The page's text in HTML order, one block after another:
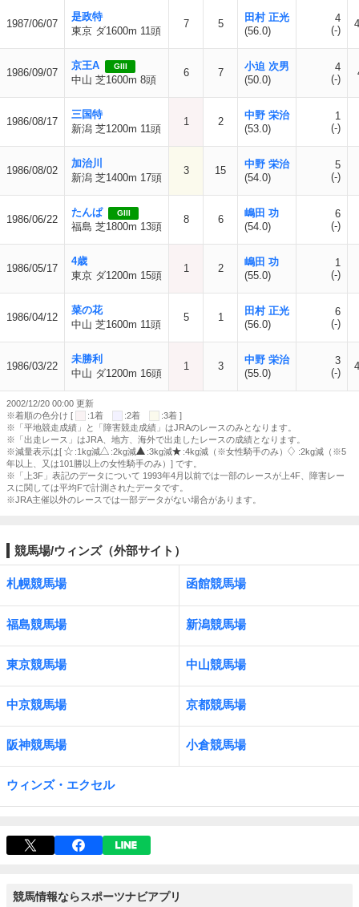
1987/06/07
是政特
東京 ダ1600m 11頭
7 5
田村 正光
(56.0)
4
(-)
1986/09/07
京王A GIII
中山 芝1600m 8頭
6 7
小迫 次男
(50.0)
4
(-)
1986/08/17
三国特
新潟 芝1200m 11頭
1 2
中野 栄治
(53.0)
1
(-)
1986/08/02
加治川
新潟 芝1400m 17頭
3 15
中野 栄治
(54.0)
5
(-)
1986/06/22
たんぱ GIII
福島 芝1800m 13頭
8 6
嶋田 功
(54.0)
6
(-)
1986/05/17
4歳
東京 ダ1200m 15頭
1 2
嶋田 功
(55.0)
1
(-)
1986/04/12
菜の花
中山 芝1600m 11頭
5 1
田村 正光
(56.0)
6
(-)
1986/03/22
未勝利
中山 ダ1200m 16頭
1 3
中野 栄治
(55.0)
3
(-)
2002/12/20 00:00 更新
※着順の色分け [
:1着 :2着
:3着 ]
※「平地競走成績」と「障害競走成績」はJRAのレースのみとなります。
※「出走レース」はJRA、地方、海外で出走したレースの成績となります。
※減量表示は[
:1kg減 :2kg減 :3kg減 :4kg減（※女性騎手のみ）
:2kg減（※5
年以上、又は101勝以上の女性騎手のみ）] です。
※「上3F」表記のデータについて 1993年4月以前では一部のレースが上4F、障害レー
スに関しては平均Fで計測されたデータです。
※JRA主催以外のレースでは一部データがない場合があります。
競馬場/ウィンズ（外部サイト）
札幌競馬場 函館競馬場
福島競馬場 新潟競馬場
東京競馬場 中山競馬場
中京競馬場 京都競馬場
阪神競馬場 小倉競馬場
ウィンズ・エクセル
競馬情報ならスポーツナビアプリ